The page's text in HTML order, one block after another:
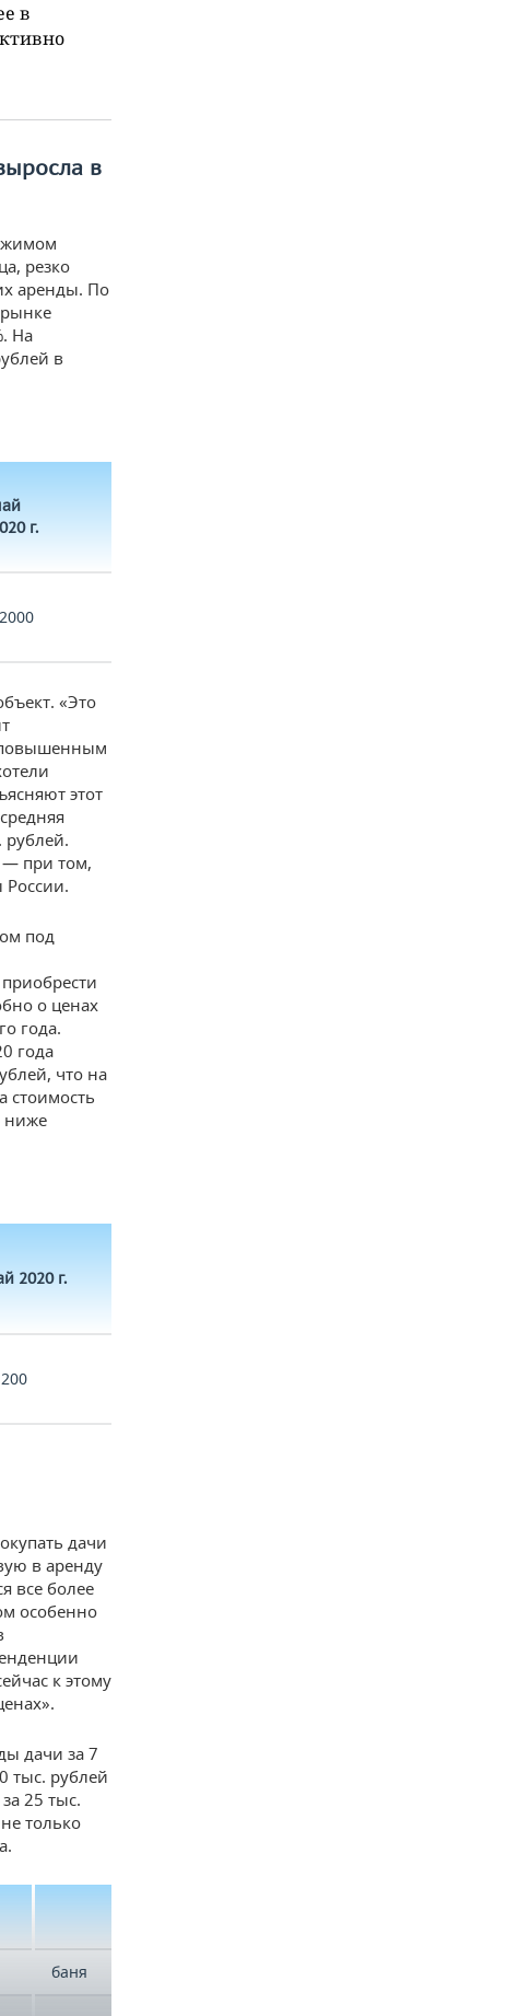
в
в
резко
аренды. По
На
в
г.
«Это
повышенным
этот
рублей.
— при том,
России.
под
о ценах
года.
года
что на
стоимость
ниже
2020 г.
дачи
в аренду
все более
особенно
к этому
дачи за 7
тыс. рублей
25 тыс.
только
баня